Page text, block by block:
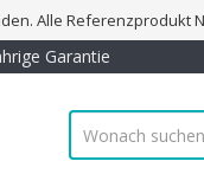
Alle
Garantie